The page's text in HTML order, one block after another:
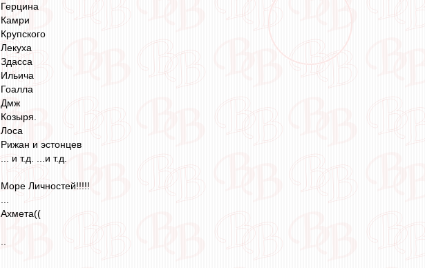
Герцина
Камри
Крупского
Лекуха
Здасса
Ильича
Гоалла
Дмж
Козыря.
Лоса
Рижан и эстонцев
... и т.д. ...и т.д.
Море Личностей!!!!!
Ахмета((